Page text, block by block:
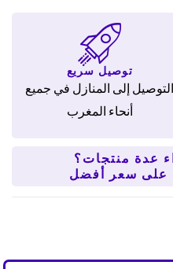
توصيل سريع
التوصيل إلى المنازل في جميع
أنحاء المغرب
عدة منتجات؟